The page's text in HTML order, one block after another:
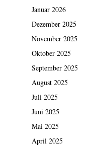
Januar 2026
Dezember 2025
November 2025
Oktober 2025
September 2025
August 2025
Juli 2025
Juni 2025
Mai 2025
April 2025